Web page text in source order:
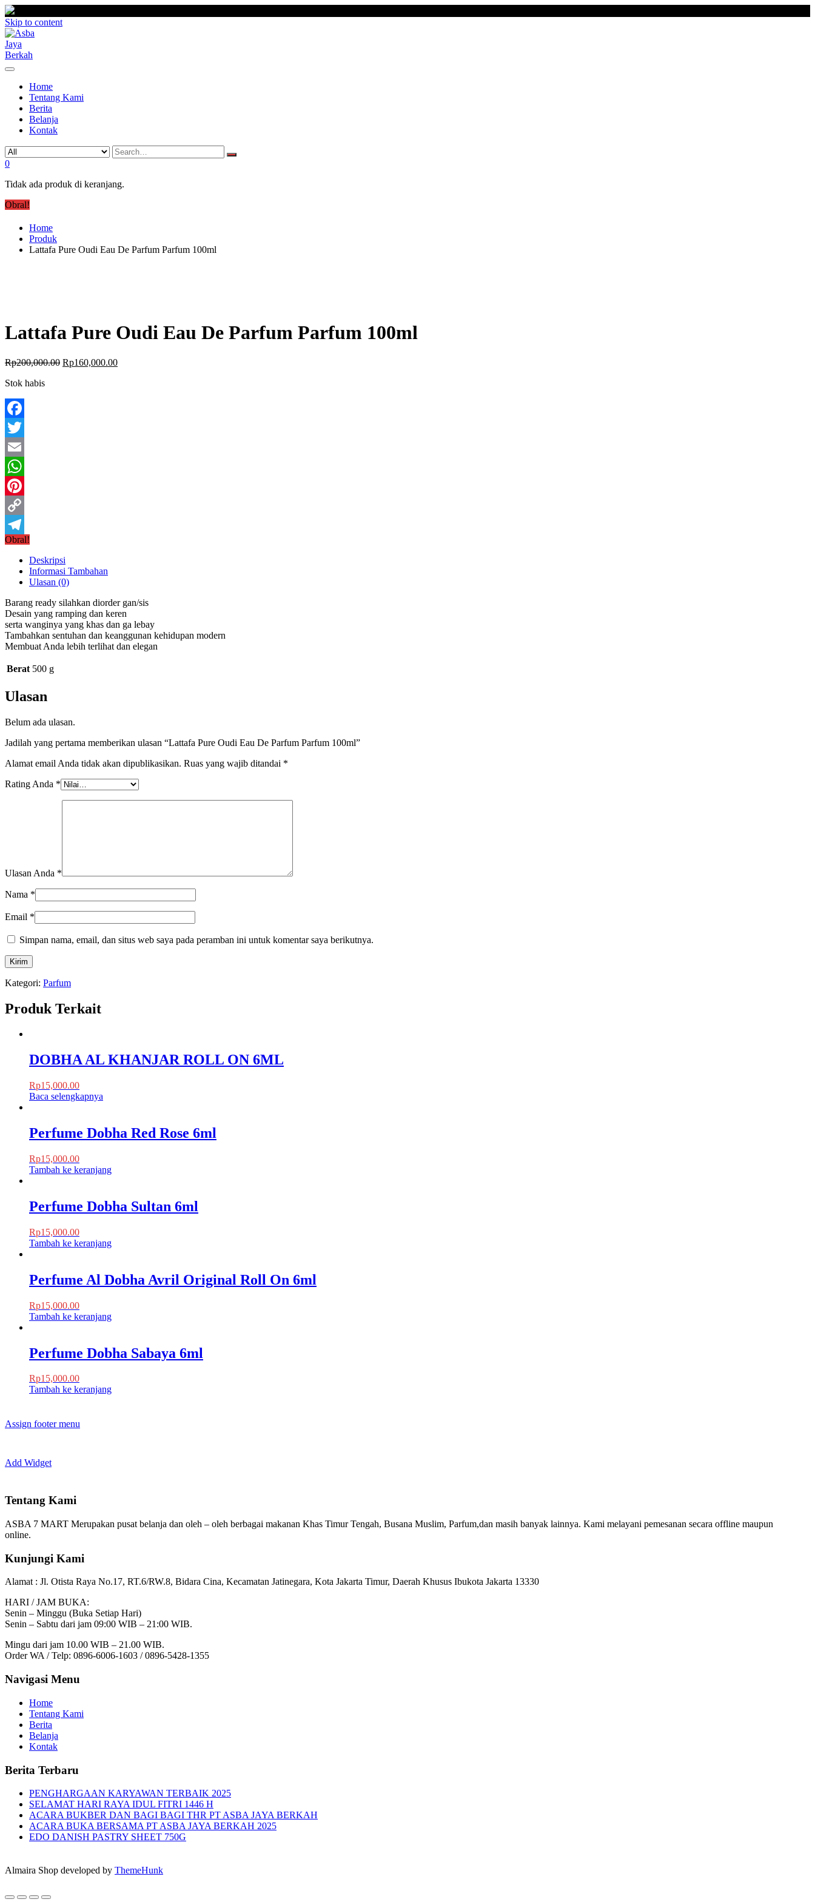
Skip to content
Home
Tentang Kami
Berita
Belanja
Kontak
0
Tidak ada produk di keranjang.
Obral!
Home
Produk
Lattafa Pure Oudi Eau De Parfum Parfum 100ml
Lattafa Pure Oudi Eau De Parfum Parfum 100ml
Rp200,000.00 Rp160,000.00
Stok habis
Facebook
Twitter
Email
WhatsApp
Pinterest
Copy
Link
Telegram
Obral!
Deskripsi
Informasi Tambahan
Ulasan (0)
Barang ready silahkan diorder gan/sis
Desain yang ramping dan keren
serta wanginya yang khas dan ga lebay
Tambahkan sentuhan dan keanggunan kehidupan modern
Membuat Anda lebih terlihat dan elegan
Berat 500 g
Ulasan
Belum ada ulasan.
Jadilah yang pertama memberikan ulasan “Lattafa Pure Oudi Eau De Parfum Parfum 100ml”
Alamat email Anda tidak akan dipublikasikan. Ruas yang wajib ditandai *
Rating Anda *
Ulasan Anda *
Nama *
Email *
Simpan nama, email, dan situs web saya pada peramban ini untuk komentar saya berikutnya.
Kategori: Parfum
Produk Terkait
DOBHA AL KHANJAR ROLL ON 6ML
Rp15,000.00
Baca selengkapnya
Perfume Dobha Red Rose 6ml
Rp15,000.00
Tambah ke keranjang
Perfume Dobha Sultan 6ml
Rp15,000.00
Tambah ke keranjang
Perfume Al Dobha Avril Original Roll On 6ml
Rp15,000.00
Tambah ke keranjang
Perfume Dobha Sabaya 6ml
Rp15,000.00
Tambah ke keranjang
Assign footer menu
Add Widget
Tentang Kami
ASBA 7 MART Merupakan pusat belanja dan oleh – oleh berbagai makanan Khas Timur Tengah, Busana Muslim, Parfum,dan masih banyak lainnya. Kami melayani pemesanan secara offline maupun
online.
Kunjungi Kami
Alamat : Jl. Otista Raya No.17, RT.6/RW.8, Bidara Cina, Kecamatan Jatinegara, Kota Jakarta Timur, Daerah Khusus Ibukota Jakarta 13330
HARI / JAM BUKA:
Senin – Minggu (Buka Setiap Hari)
Senin – Sabtu dari jam 09:00 WIB – 21:00 WIB.
Mingu dari jam 10.00 WIB – 21.00 WIB.
Order WA / Telp: 0896-6006-1603 / 0896-5428-1355
Navigasi Menu
Home
Tentang Kami
Berita
Belanja
Kontak
Berita Terbaru
PENGHARGAAN KARYAWAN TERBAIK 2025
SELAMAT HARI RAYA IDUL FITRI 1446 H
ACARA BUKBER DAN BAGI BAGI THR PT ASBA JAYA BERKAH
ACARA BUKA BERSAMA PT ASBA JAYA BERKAH 2025
EDO DANISH PASTRY SHEET 750G
Almaira Shop developed by ThemeHunk